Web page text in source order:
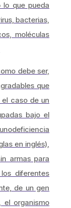
que pueda
bacterias,
moléculas
debe ser,
que
el caso de un
bajo el
en inglés),
armas para
diferentes
de un gen
el organismo